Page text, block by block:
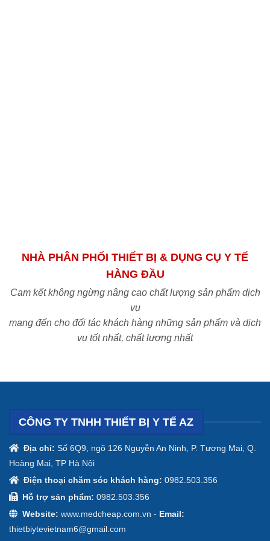
NHÀ PHÂN PHỐI THIẾT BỊ & DỤNG CỤ Y TẾ
HÀNG ĐẦU
Cam kết không ngừng nâng cao chất lượng sản phẩm dịch
vụ
mang đến cho đối tác khách hàng những sản phẩm và dịch
vụ tốt nhất, chất lượng nhất
CÔNG TY TNHH THIẾT BỊ Y TẾ AZ
Địa chỉ: Số 6Q9, ngõ 126 Nguyễn An Ninh, P. Tương Mai, Q.
Hoàng Mai, TP Hà Nội
Điện thoại chăm sóc khách hàng: 0982.503.356
Hỗ trợ sản phẩm: 0982.503.356
Website: www.medcheap.com.vn - Email:
thietbiytevietnam6@gmail.com